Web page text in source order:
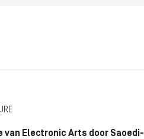
van Electronic Arts door Saoedi-